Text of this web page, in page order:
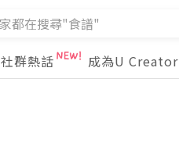
社群熱話 成為U Creator